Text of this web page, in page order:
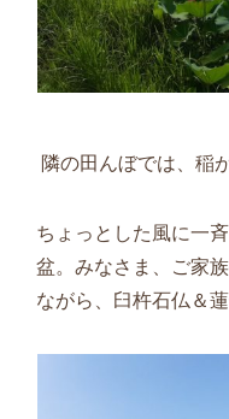
隣の田んぼでは、稲
ちょっとした風に一
盆。みなさま、ご家
ながら、臼杵石仏＆